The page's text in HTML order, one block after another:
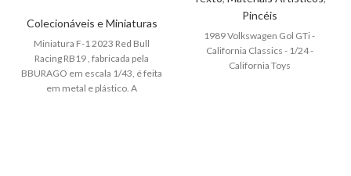
Colecionáveis e Miniaturas
Miniatura F-1 2023 Red Bull
Racing RB19 , fabricada pela
BBURAGO em escala 1/43, é feita
em metal e plástico. A
Pincéis
1989 Volkswagen Gol GTi -
California Classics - 1/24 -
California Toys